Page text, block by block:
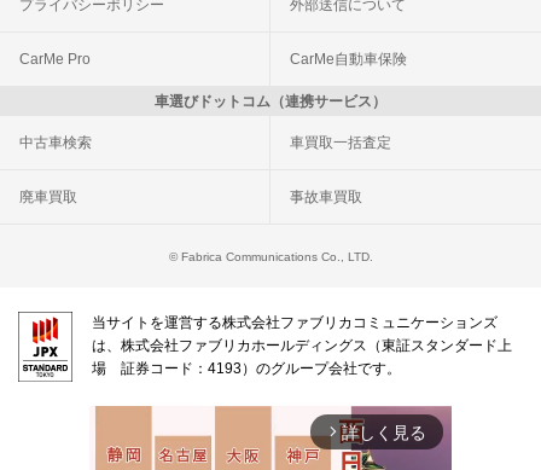
プライバシーポリシー 外部送信について
CarMe Pro CarMe自動車保険
車選びドットコム（連携サービス）
中古車検索 車買取一括査定
廃車買取 事故車買取
© Fabrica Communications Co., LTD.
当サイトを運営する株式会社ファブリカコミュニケーションズ
は、株式会社ファブリカホールディングス（東証スタンダード上
場 証券コード：4193）のグループ会社です。
arrow_forward_ios 詳しく見る